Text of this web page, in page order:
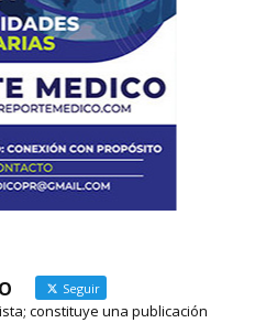
Seguir
constituye una publicación